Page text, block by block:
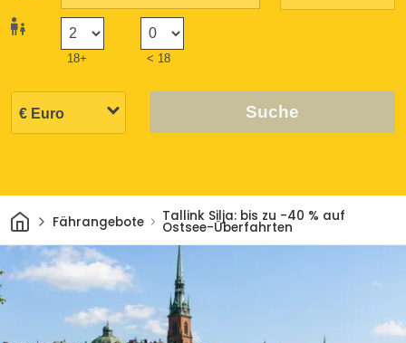
18+ < 18
Suche
HeimFährangebote Tallink Silja: bis zu -40 % auf
Ostsee-Überfahrten